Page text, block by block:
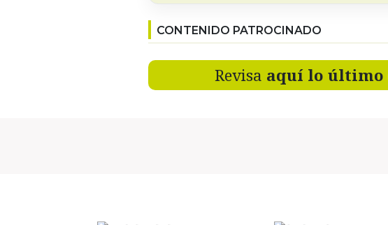
CONTENIDO PATROCINADO
Revisa aquí lo último